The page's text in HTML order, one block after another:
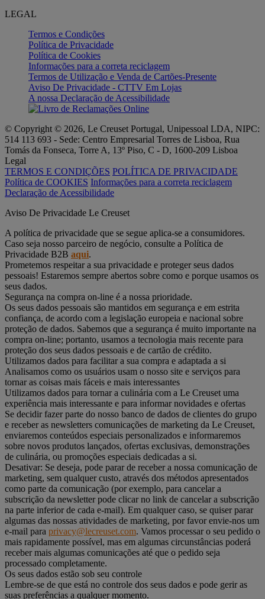
LEGAL
Termos e Condições
Política de Privacidade
Política de Cookies
Informações para a correta reciclagem
Termos de Utilização e Venda de Cartões-Presente
Aviso De Privacidade - CTTV Em Lojas
A nossa Declaração de Acessibilidade
© Copyright © 2026, Le Creuset Portugal, Unipessoal LDA, NIPC:
514 113 693 - Sede: Centro Empresarial Torres de Lisboa, Rua
Tomás da Fonseca, Torre A, 13º Piso, C - D, 1600-209 Lisboa
Legal
TERMOS E CONDIÇÕES POLÍTICA DE PRIVACIDADE
Política de COOKIES Informações para a correta reciclagem
Declaração de Acessibilidade
Aviso De Privacidade Le Creuset
A política de privacidade que se segue aplica-se a consumidores.
Caso seja nosso parceiro de negócio, consulte a Política de
Privacidade B2B aqui.
Prometemos respeitar a sua privacidade e proteger seus dados
pessoais! Estaremos sempre abertos sobre como e porque usamos os
seus dados.
Segurança na compra on-line é a nossa prioridade.
Os seus dados pessoais são mantidos em segurança e em estrita
confiança, de acordo com a legislação europeia e nacional sobre
proteção de dados. Sabemos que a segurança é muito importante na
compra on-line; portanto, usamos a tecnologia mais recente para
proteção dos seus dados pessoais e de cartão de crédito.
Utilizamos dados para facilitar a sua compra e adaptada a si
Analisamos como os usuários usam o nosso site e serviços para
tornar as coisas mais fáceis e mais interessantes
Utilizamos dados para tornar a culinária com a Le Creuset uma
experiência mais interessante e para informar novidades e ofertas
Se decidir fazer parte do nosso banco de dados de clientes do grupo
e receber as newsletters comunicações de marketing da Le Creuset,
enviaremos conteúdos especiais personalizados e informaremos
sobre novos produtos lançados, ofertas exclusivas, demonstrações
de culinária, ou promoções especiais dedicadas a si.
Desativar: Se deseja, pode parar de receber a nossa comunicação de
marketing, sem qualquer custo, através dos métodos apresentados
como parte da comunicação (por exemplo, para cancelar a
subscrição da newsletter pode clicar no link de cancelar a subscrição
na parte inferior de cada e-mail). Em qualquer caso, se quiser parar
algumas das nossas atividades de marketing, por favor envie-nos um
e-mail para privacy@lecreuset.com. Vamos processar o seu pedido o
mais rapidamente possível, mas em algumas circunstâncias poderá
receber mais algumas comunicações até que o pedido seja
processado completamente.
Os seus dados estão sob seu controle
Lembre-se de que está no controle dos seus dados e pode gerir as
suas preferências a qualquer momento.